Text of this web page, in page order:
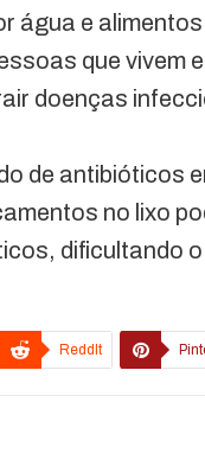
água e
que vivem
doenças
de antibióticos
no lixo
dificultando
ReddIt